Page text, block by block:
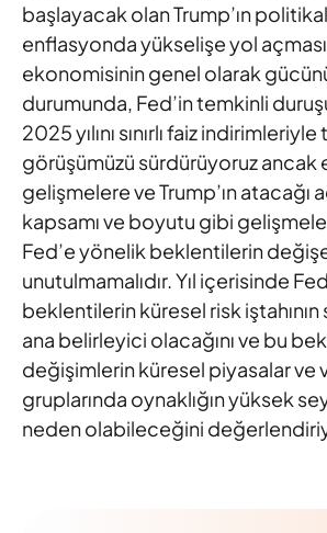
başlayacak olan Trump’ın
enflasyonda yükselişe yol
ekonomisinin genel olarak
durumunda, Fed’in temkinli
2025 yılını sınırlı faiz
görüşümüzü sürdürüyoruz ancak
gelişmelere ve Trump’ın atacağı
kapsamı ve boyutu gibi
Fed’e yönelik beklentilerin
unutulmamalıdır. Yıl içerisinde
beklentilerin küresel risk
ana belirleyici olacağını ve bu
değişimlerin küresel piyasalar ve
gruplarında oynaklığın yüksek
neden olabileceğini